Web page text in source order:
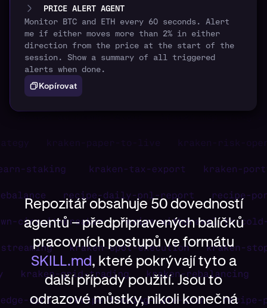
PRICE ALERT AGENT
Monitor BTC and ETH every 60 seconds. Alert
me if either moves more than 2% in either
direction from the price at the start of the
session. Show a summary of all triggered
alerts when done.
Kopírovat
Repozitář obsahuje 50 dovedností
agentů – předpřipravených balíčků
pracovních postupů ve formátu
SKILL.md, které pokrývají tyto a
další případy použití. Jsou to
odrazové můstky, nikoli konečná